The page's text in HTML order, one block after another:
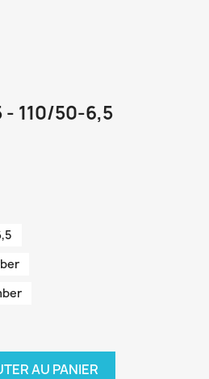
- 110/50-6,5
AU PANIER